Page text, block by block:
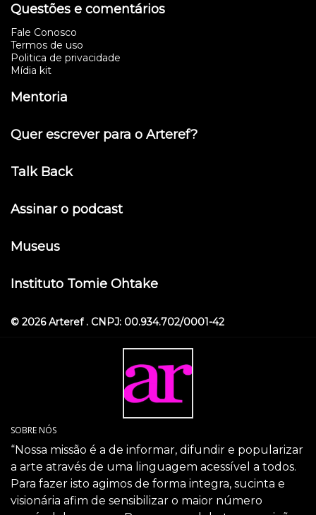
Questões e comentários
Fale Conosco
Termos de uso
Politica de privacidade
Mídia kit
Mentoria
Quer escrever para o Arteref?
Talk Back
Assinar o podcast
Museus
Instituto Tomie Ohtake
© 2026 Arteref . CNPJ: 00.934.702/0001-42
SOBRE NÓS
“Nossa missão é a de informar, difundir e popularizar
a arte através de uma linguagem acessível a todos.
Para fazer isto agimos de forma integra, sucinta e
visionária afim de sensibilizar o maior número